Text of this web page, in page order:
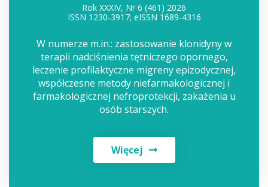
Rok XXXIV, Nr 6 (461) 2026
ISSN 1230-3917; eISSN 1689-4316
W numerze m.in.: zastosowanie klonidyny w
terapii nadciśnienia tętniczego opornego,
leczenie profilaktyczne migreny epizodycznej,
współczesne metody niefarmakologicznej i
farmakologicznej nefroprotekcji, zakażenia u
osób starszych.
Więcej